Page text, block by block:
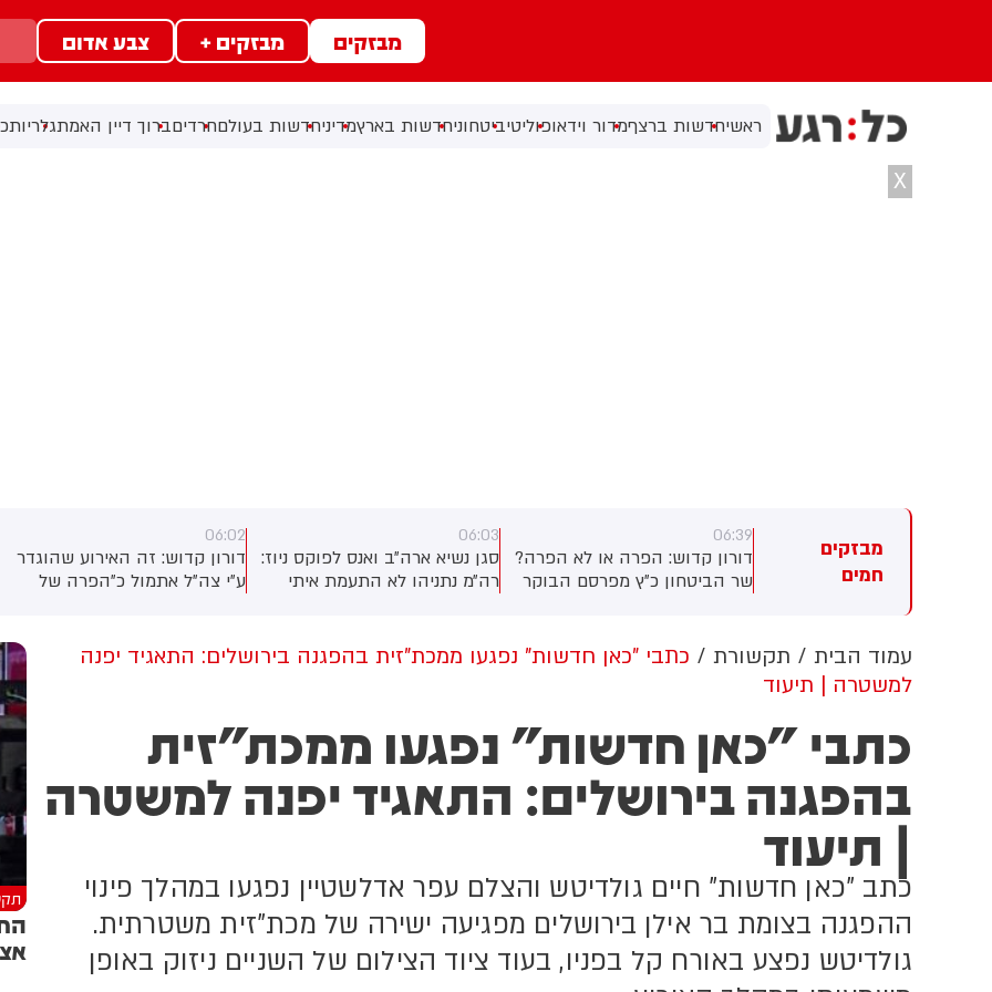
מבזקים מבזקים + צבע אדום
ראשיחדשות ברצףמדור וידאופוליטיביטחוניחדשות בארץמדיניחדשות בעולםחרדיםברוך דיין האמתגלריות
X
מבזקים
חמים
אוקראינה: דיווח על 3 הרוגים
רוסית הלילה על העיר
06:39
דורון קדוש: הפרה או לא הפרה?
שר הביטחון כ״ץ מפרסם הבוקר
של חזבאללה, לא מאשים את
חזבאללה בהפרת הפסקת האש
את האירוע כ״הפרה בוטה של
ארגון הטרור חזבאללה״
06:03
סגן נשיא ארה״ב ואנס לפוקס ניוז:
רה״מ נתניהו לא התעמת איתי
ברית של ארה״ב, אבל כמו חברים
האינטרסים של לא אחרת
מארצות הברית. הייתה לנו שיחה
טובה וישירה, לא הרגשתי עימות
06:02
דורון קדוש: זה האירוע שהוגדר
ע״י צה״ל אתמול כ״הפרה של
בשלב זה מתי הוטמן המטען
במבנה שאליו נכנסו הלוחמים -
עמוד הבית תקשורת
כתבי "כאן חדשות" נפגעו ממכת"זית בהפגנה בירושלים: התאגיד יפנה
למשטרה | תיעוד
כתבי "כאן חדשות" נפגעו ממכת"זית
בהפגנה בירושלים: התאגיד יפנה למשטרה
| תיעוד
כתב "כאן חדשות" חיים גולדיטש והצלם עפר אדלשטיין נפגעו במהלך פינוי
ההפגנה בצומת בר אילן בירושלים מפגיעה ישירה של מכת"זית משטרתית.
גולדיטש נפצע באורח קל בפניו, בעוד ציוד הצילום של השניים ניזוק באופן